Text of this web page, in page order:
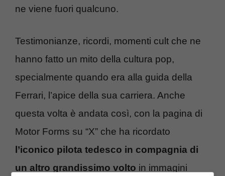
ne viene fuori qualcuno.
Testimonianze, ricordi, momenti cult che ne
hanno fatto un mito della cultura pop,
specialmente quando era alla guida della
Ferrari, l’apice della sua carriera. Anche
questa volta è andata così, con la pagina di
Motor Forms su “X” che ha ricordato
l’iconico pilota tedesco in compagnia di
un altro grandissimo volto in immagini